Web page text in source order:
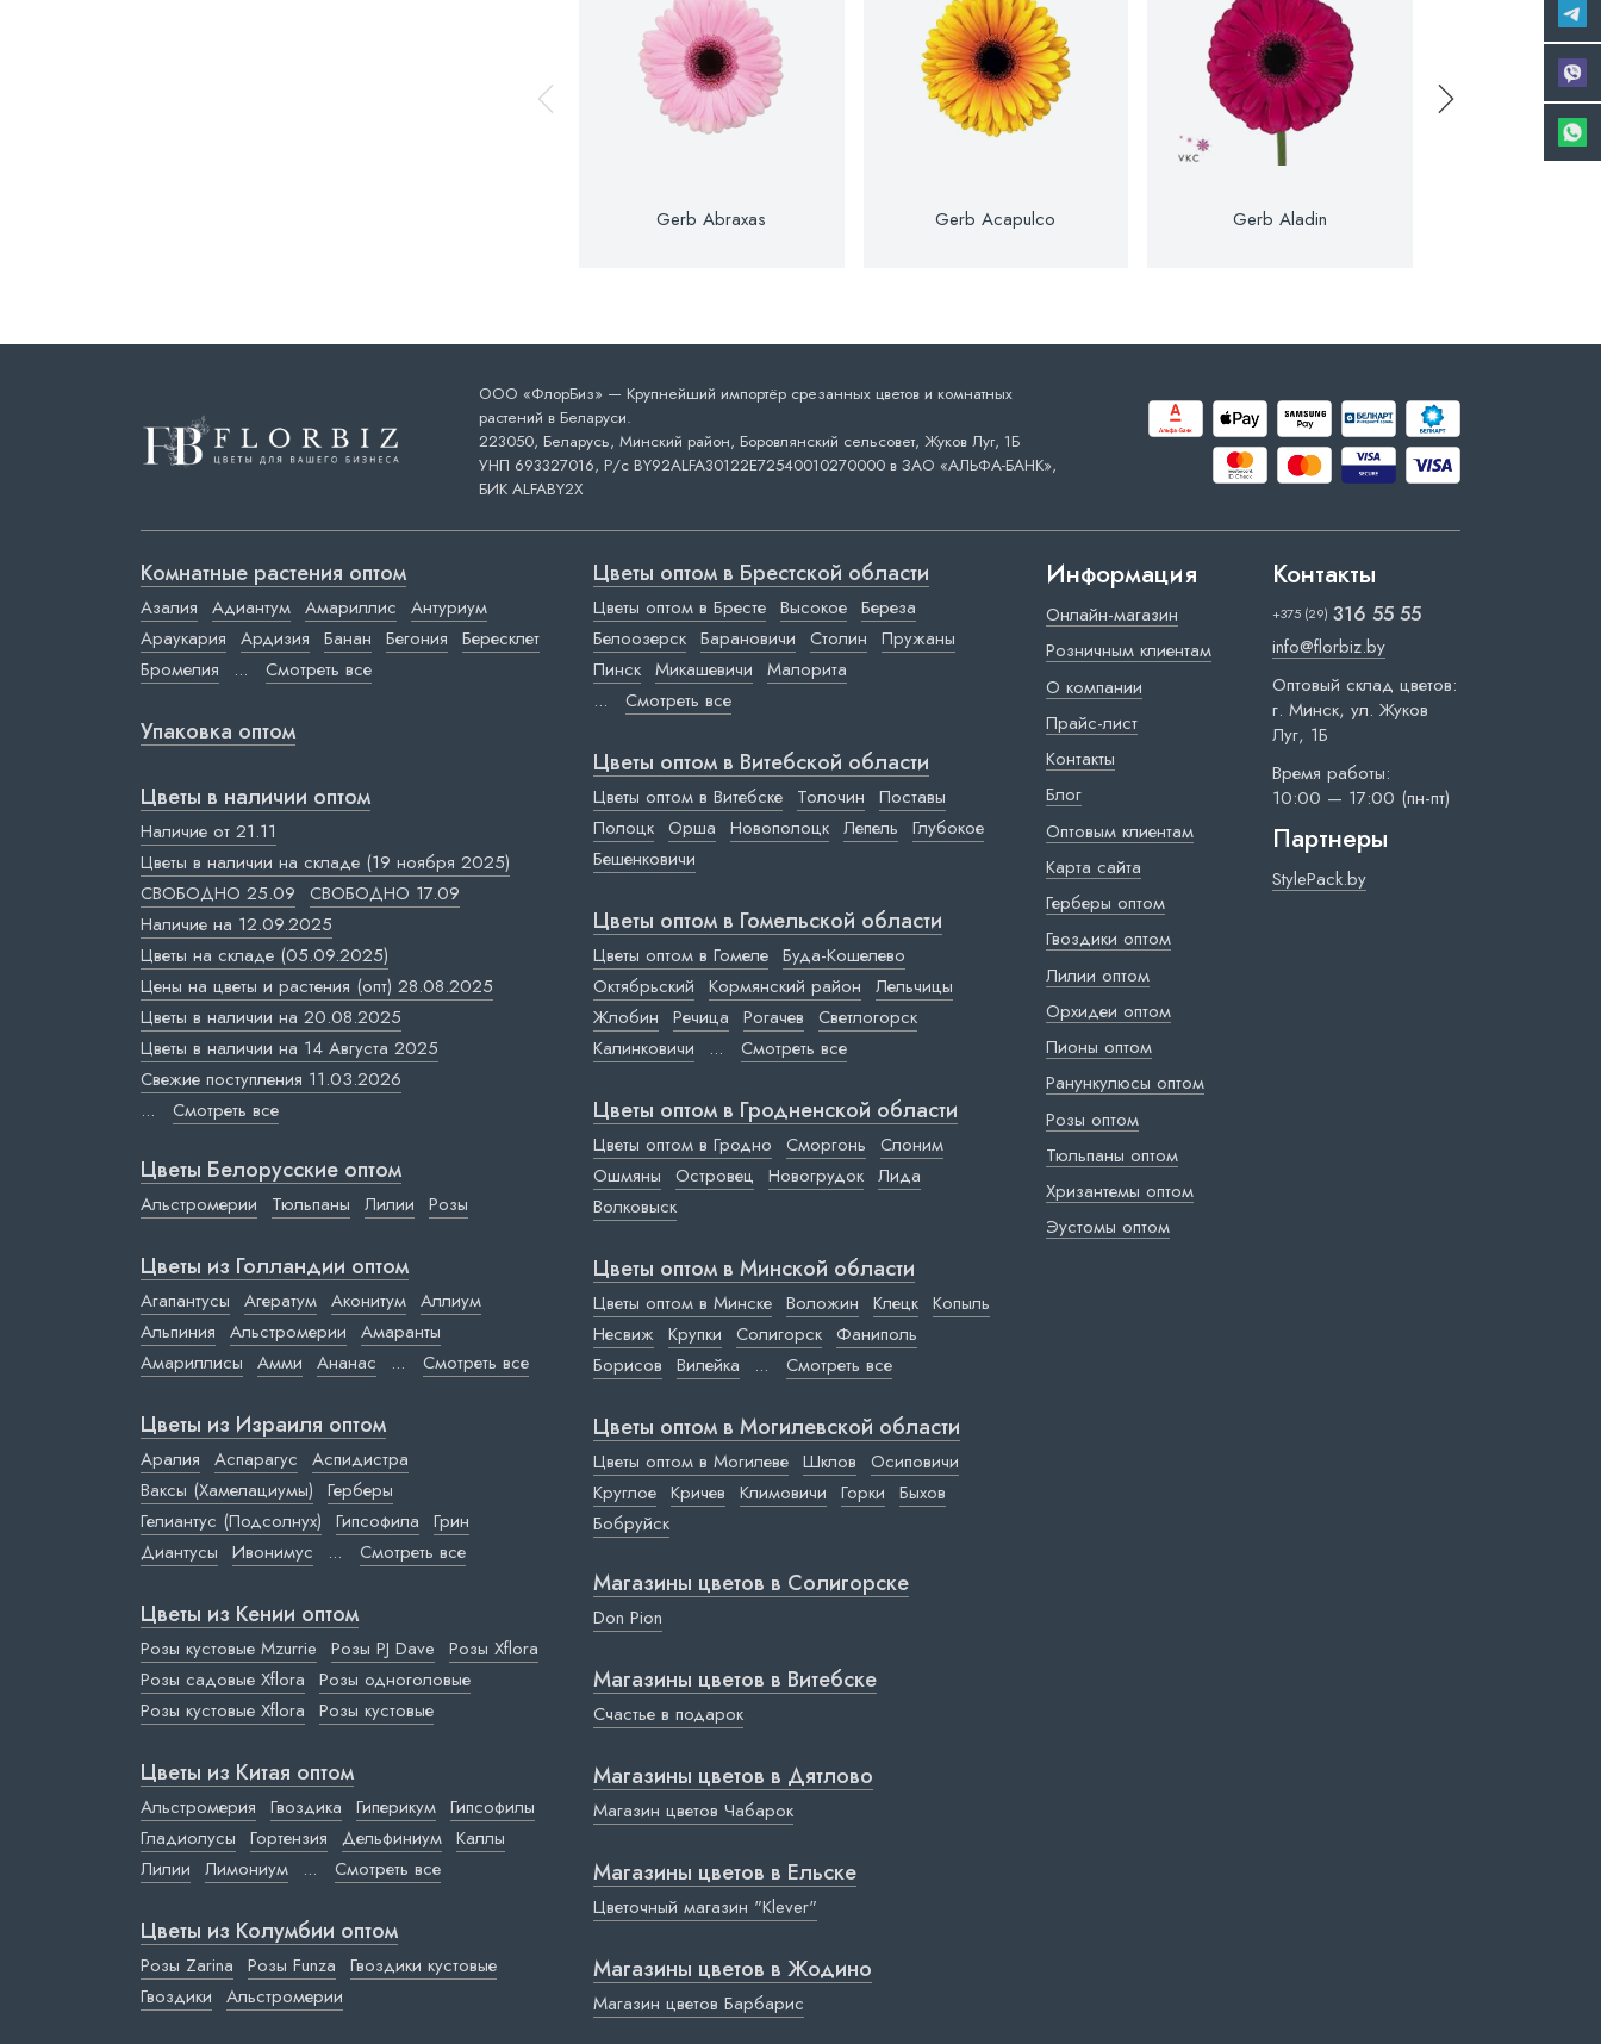
Gerb Abraxas Gerb Acapulco Gerb Aladin
ООО «ФлорБиз» — Крупнейший импортёр срезанных цветов и комнатных
растений в Беларуси.
223050, Беларусь, Минский район, Боровлянский сельсовет, Жуков Луг, 1Б
УНП 693327016, Р/с BY92ALFA30122E72540010270000 в ЗАО «АЛЬФА-БАНК»,
БИК ALFABY2X
Комнатные растения оптом
Азалия Адиантум Амариллис Антуриум
Араукария Ардизия Банан Бегония Бересклет
Бромелия
... Смотреть все
Упаковка оптом
Цветы в наличии оптом
Наличие от 21.11
Цветы в наличии на складе (19 ноября 2025)
СВОБОДНО 25.09 СВОБОДНО 17.09
Наличие на 12.09.2025
Цветы на складе (05.09.2025)
Цены на цветы и растения (опт) 28.08.2025
Цветы в наличии на 20.08.2025
Цветы в наличии на 14 Августа 2025
Свежие поступления 11.03.2026
... Смотреть все
Цветы Белорусские оптом
Альстромерии Тюльпаны Лилии Розы
Цветы из Голландии оптом
Агапантусы Агератум Аконитум Аллиум
Альпиния Альстромерии Амаранты
Амариллисы Амми Ананас ... Смотреть все
Цветы из Израиля оптом
Аралия Аспарагус Аспидистра
Ваксы (Хамелациумы) Герберы
Гелиантус (Подсолнух) Гипсофила Грин
Диантусы Ивонимус ... Смотреть все
Цветы из Кении оптом
Розы кустовые Mzurrie Розы PJ Dave Розы Xflora
Розы садовые Xflora Розы одноголовые
Розы кустовые Xflora Розы кустовые
Цветы из Китая оптом
Альстромерия Гвоздика Гиперикум Гипсофилы
Гладиолусы Гортензия Дельфиниум Каллы
Лилии Лимониум ... Смотреть все
Цветы из Колумбии оптом
Розы Zarina Розы Funza Гвоздики кустовые
Гвоздики Альстромерии
Цветы оптом в Брестской области
Цветы оптом в Бресте Высокое Береза
Белоозерск Барановичи Столин Пружаны
Пинск Микашевичи Малорита
... Смотреть все
Цветы оптом в Витебской области
Цветы оптом в Витебске Толочин Поставы
Полоцк Орша Новополоцк Лепель Глубокое
Бешенковичи
Цветы оптом в Гомельской области
Цветы оптом в Гомеле Буда-Кошелево
Октябрьский Кормянский район Лельчицы
Жлобин Речица Рогачев Светлогорск
Калинковичи
... Смотреть все
Цветы оптом в Гродненской области
Цветы оптом в Гродно Сморгонь Слоним
Ошмяны Островец Новогрудок Лида
Волковыск
Цветы оптом в Минской области
Цветы оптом в Минске Воложин Клецк Копыль
Несвиж Крупки Солигорск Фаниполь
Борисов Вилейка ... Смотреть все
Цветы оптом в Могилевской области
Цветы оптом в Могилеве Шклов Осиповичи
Круглое Кричев Климовичи Горки Быхов
Бобруйск
Магазины цветов в Cолигорске
Don Pion
Магазины цветов в Витебске
Счастье в подарок
Магазины цветов в Дятлово
Магазин цветов Чабарок
Магазины цветов в Ельске
Цветочный магазин "Klever"
Магазины цветов в Жодино
Магазин цветов Барбарис
Информация
Онлайн-магазин
Розничным клиентам
О компании
Прайс-лист
Контакты
Блог
Оптовым клиентам
Карта сайта
Герберы оптом
Гвоздики оптом
Лилии оптом
Орхидеи оптом
Пионы оптом
Ранункулюсы оптом
Розы оптом
Тюльпаны оптом
Хризантемы оптом
Эустомы оптом
Контакты
+375 (29) 316 55 55
info@florbiz.by
Оптовый склад цветов:
г. Минск, ул. Жуков
Луг, 1Б
Время работы:
10:00 — 17:00 (пн-пт)
Партнеры
StylePack.by